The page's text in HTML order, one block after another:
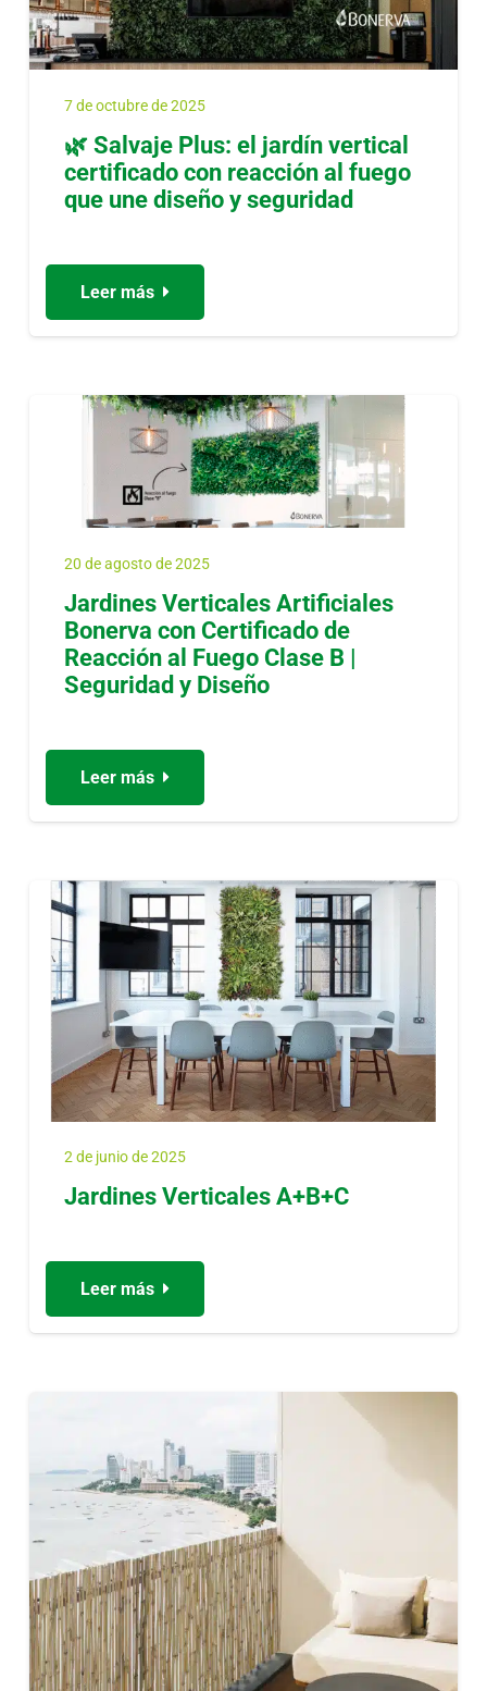
7 de octubre de 2025
🌿 Salvaje Plus: el jardín vertical
certificado con reacción al fuego
que une diseño y seguridad
Leer más
20 de agosto de 2025
Jardines Verticales Artificiales
Bonerva con Certificado de
Reacción al Fuego Clase B |
Seguridad y Diseño
Leer más
2 de junio de 2025
Jardines Verticales A+B+C
Leer más